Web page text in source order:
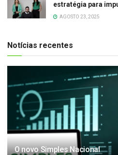
estratégia para
AGOSTO 23, 2025
Notícias recentes
O novo Simples Nacional